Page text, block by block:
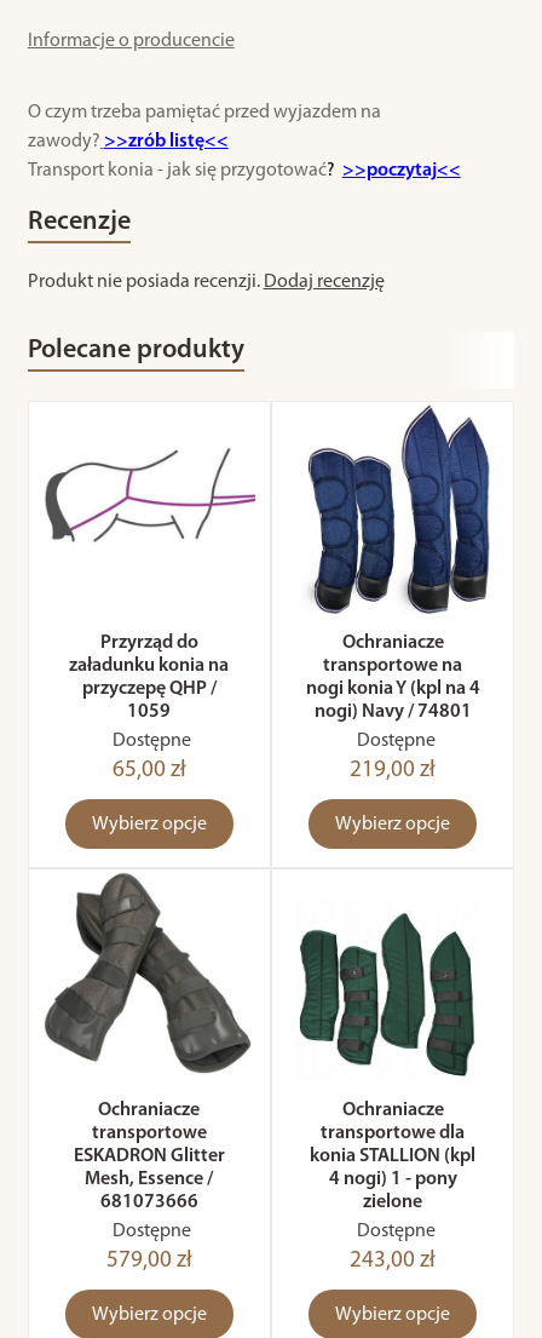
Informacje o producencie
O czym trzeba pamiętać przed wyjazdem na
zawody? >>zrób listę<<
Transport konia - jak się przygotować? >>poczytaj<<
Recenzje
Produkt nie posiada recenzji. Dodaj recenzję
Polecane produkty
Przyrząd do
załadunku konia na
przyczepę QHP /
1059
Dostępne
65,00 zł
Wybierz opcje
Ochraniacze
transportowe na
nogi konia Y (kpl na 4
nogi) Navy / 74801
Dostępne
219,00 zł
Wybierz opcje
Ochraniacze
transportowe
ESKADRON Glitter
Mesh, Essence /
681073666
Dostępne
579,00 zł
Wybierz opcje
Ochraniacze
transportowe dla
konia STALLION (kpl
4 nogi) 1 - pony
zielone
Dostępne
243,00 zł
Wybierz opcje